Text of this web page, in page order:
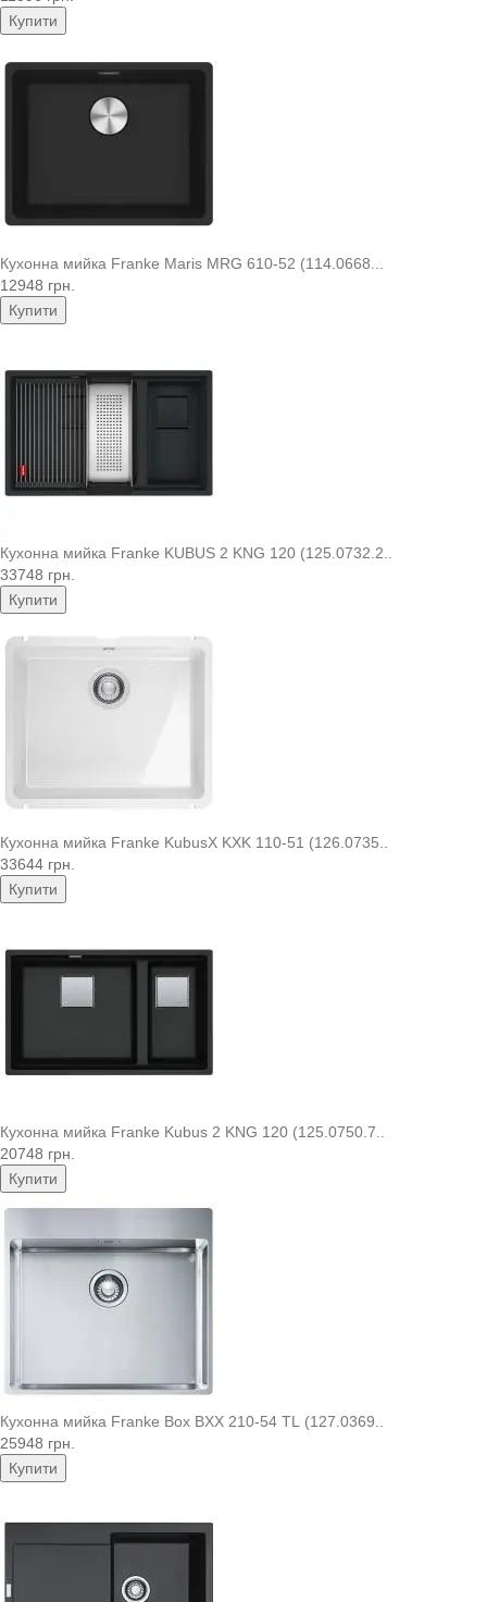
Купити
Кухонна мийка Franke Maris MRG 610-52 (114.0668...
12948 грн.
Купити
Кухонна мийка Franke KUBUS 2 KNG 120 (125.0732.2..
33748 грн.
Купити
Кухонна мийка Franke KubusX KXK 110-51 (126.0735..
33644 грн.
Купити
Кухонна мийка Franke Kubus 2 KNG 120 (125.0750.7..
20748 грн.
Купити
Кухонна мийка Franke Box BXX 210-54 TL (127.0369..
25948 грн.
Купити